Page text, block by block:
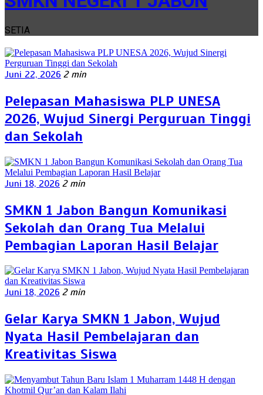
SETIA
Juni 22, 2026 2 min
Pelepasan Mahasiswa PLP UNESA
2026, Wujud Sinergi Perguruan Tinggi
dan Sekolah
Juni 18, 2026 2 min
SMKN 1 Jabon Bangun Komunikasi
Sekolah dan Orang Tua Melalui
Pembagian Laporan Hasil Belajar
Juni 18, 2026 2 min
Gelar Karya SMKN 1 Jabon, Wujud
Nyata Hasil Pembelajaran dan
Kreativitas Siswa